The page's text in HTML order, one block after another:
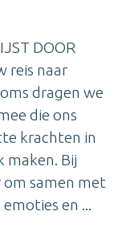
DOOR
reis naar
dragen we
die ons
krachten in
maken. Bij
om samen met
en ...